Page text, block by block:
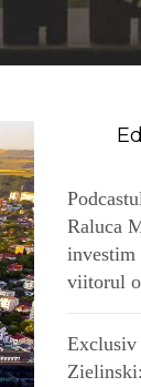
Raluca
investim
viitorul